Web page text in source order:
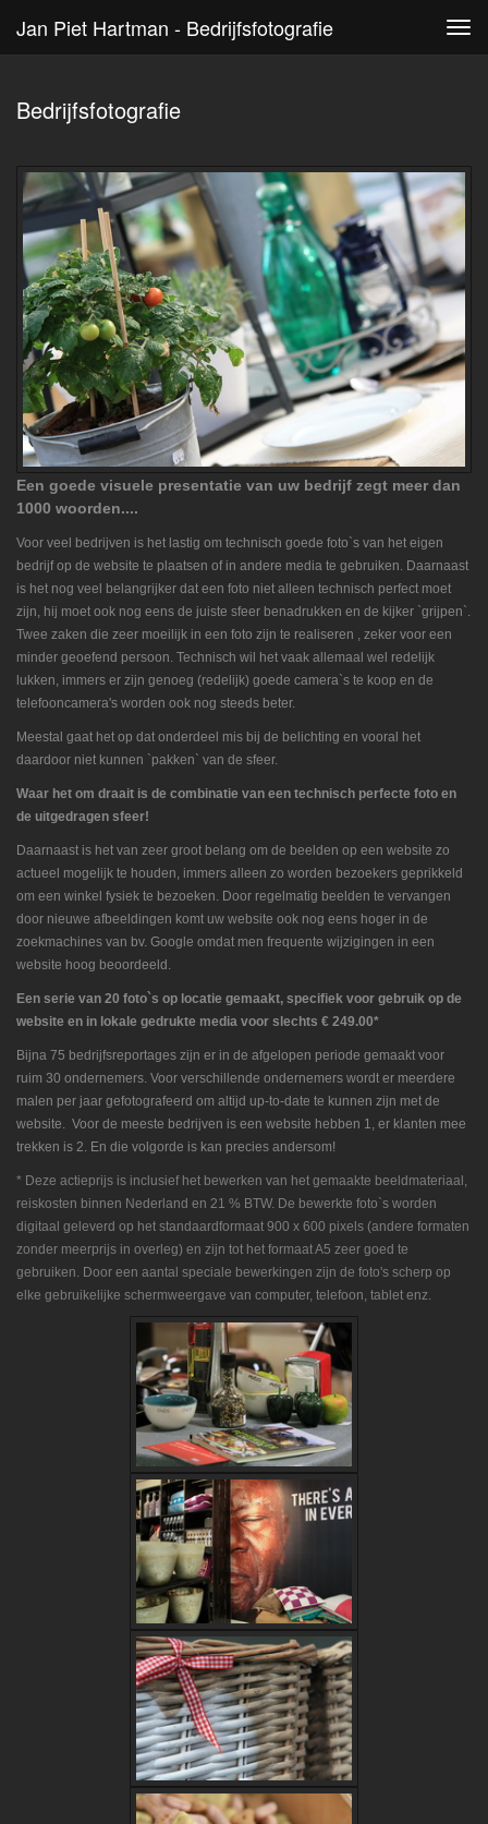
Jan Piet Hartman - Bedrijfsfotografie
Bedrijfsfotografie
Een goede visuele presentatie van uw bedrijf zegt meer dan
1000 woorden....
Voor veel bedrijven is het lastig om technisch goede foto`s van het eigen
bedrijf op de website te plaatsen of in andere media te gebruiken. Daarnaast
is het nog veel belangrijker dat een foto niet alleen technisch perfect moet
zijn, hij moet ook nog eens de juiste sfeer benadrukken en de kijker `grijpen`.
Twee zaken die zeer moeilijk in een foto zijn te realiseren , zeker voor een
minder geoefend persoon. Technisch wil het vaak allemaal wel redelijk
lukken, immers er zijn genoeg (redelijk) goede camera`s te koop en de
telefooncamera's worden ook nog steeds beter.
Meestal gaat het op dat onderdeel mis bij de belichting en vooral het
daardoor niet kunnen `pakken` van de sfeer.
Waar het om draait is de combinatie van een technisch perfecte foto en
de uitgedragen sfeer!
Daarnaast is het van zeer groot belang om de beelden op een website zo
actueel mogelijk te houden, immers alleen zo worden bezoekers geprikkeld
om een winkel fysiek te bezoeken. Door regelmatig beelden te vervangen
door nieuwe afbeeldingen komt uw website ook nog eens hoger in de
zoekmachines van bv. Google omdat men frequente wijzigingen in een
website hoog beoordeeld.
Een serie van 20 foto`s op locatie gemaakt, specifiek voor gebruik op de
website en in lokale gedrukte media voor slechts € 249.00*
Bijna 75 bedrijfsreportages zijn er in de afgelopen periode gemaakt voor
ruim 30 ondernemers. Voor verschillende ondernemers wordt er meerdere
malen per jaar gefotografeerd om altijd up-to-date te kunnen zijn met de
website. Voor de meeste bedrijven is een website hebben 1, er klanten mee
trekken is 2. En die volgorde is kan precies andersom!
* Deze actieprijs is inclusief het bewerken van het gemaakte beeldmateriaal,
reiskosten binnen Nederland en 21 % BTW. De bewerkte foto`s worden
digitaal geleverd op het standaardformaat 900 x 600 pixels (andere formaten
zonder meerprijs in overleg) en zijn tot het formaat A5 zeer goed te
gebruiken. Door een aantal speciale bewerkingen zijn de foto's scherp op
elke gebruikelijke schermweergave van computer, telefoon, tablet enz.